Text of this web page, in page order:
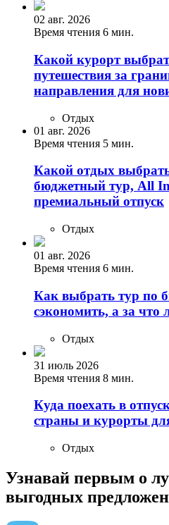
02 авг. 2026
Время чтения 6 мин.
Какой курорт
путешествия за
направления для
Отдых
01 авг. 2026
Время чтения 5 мин.
Какой отдых
бюджетный тур, All
премиальный отпуск
Отдых
01 авг. 2026
Время чтения 6 мин.
Как выбрать тур по
сэкономить, а за что
Отдых
31 июль 2026
Время чтения 8 мин.
Куда поехать в
страны и курорты
Отдых
Узнавай первым о
выгодных